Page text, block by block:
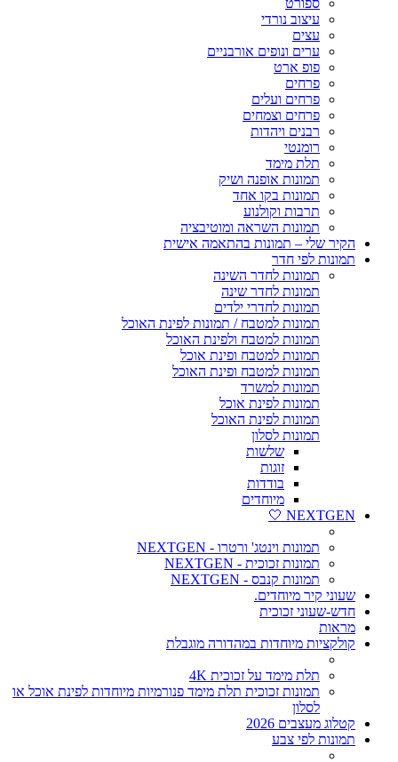
עיצוב נורדי
עצים
ערים ונופים אורבניים
פופ ארט
פרחים
פרחים ועלים
פרחים וצמחים
רבנים ויהדות
רומנטי
תלת מימד
תמונות אופנה ושיק
תמונות בקו אחד
תרבות וקולנוע
תמונות השראה ומוטיבציה
הקיר שלי – תמונות בהתאמה אישית
תמונות לפי חדר
תמונות לחדר השינה
תמונות לחדר שינה
תמונות לחדרי ילדים
תמונות למטבח / תמונות לפינת האוכל
תמונות למטבח ולפינת האוכל
תמונות למטבח ופינת אוכל
תמונות למטבח ופינת האוכל
תמונות למשרד
תמונות לפינת אוכל
תמונות לפינת האוכל
תמונות לסלון
שלשות
זוגות
בודדות
מיוחדים
NEXTGEN 🤍
תמונות וינטג' ורטרו - NEXTGEN
תמונות זכוכית - NEXTGEN
תמונות קנבס - NEXTGEN
שעוני קיר מיוחדים.
חדש-שעוני זכוכית
מראות
קולקציות מיוחדות במהדורה מוגבלת
תלת מימד על זכוכית 4K
תמונות זכוכית תלת מימד פנורמיות מיוחדות לפינת אוכל או
לסלון
קטלוג מעצבים 2026
תמונות לפי צבע